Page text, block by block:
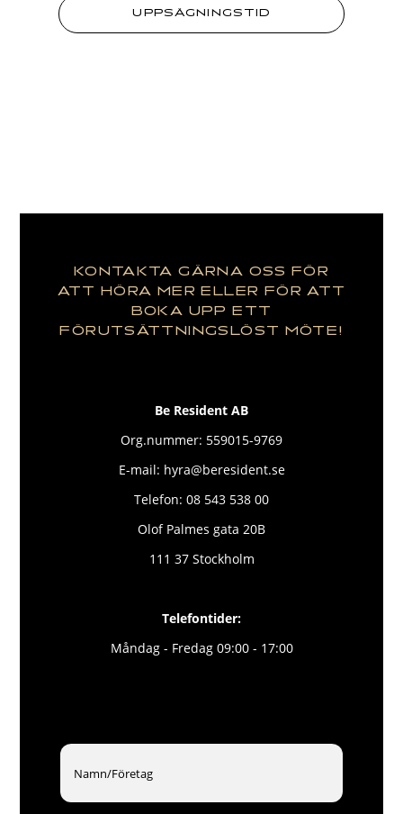
UPPSÄGNINGSTID
KONTAKTA GÄRNA OSS FÖR
ATT HÖRA MER ELLER FÖR ATT
BOKA UPP ETT
FÖRUTSÄTTNINGSLÖST MÖTE!
Be Resident AB
Org.nummer: 559015-9769
E-mail: hyra@beresident.se
Telefon: 08 543 538 00
Olof Palmes gata 20B
111 37 Stockholm
Telefontider:
Måndag - Fredag 09:00 - 17:00